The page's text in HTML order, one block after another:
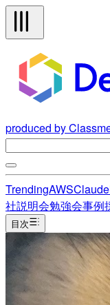
produced by
TrendingAWSClaude
社説明会勉強会事例
目次